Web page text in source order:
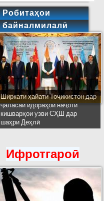
Робитаҳои
байналмилалӣ
Ширкати ҳайати Тоҷикистон дар
ҷаласаи идораҳои наҷоти
кишварҳои узви СҲШ дар
шаҳри Деҳлӣ
Ифротгароӣ